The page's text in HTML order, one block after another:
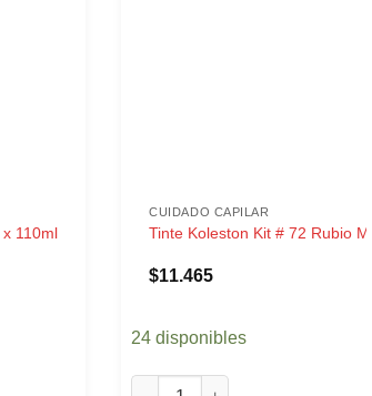
110ml
110ml cantidad
CUIDADO CAPILAR
Tinte Koleston Kit # 72 Rubio
$11.465
24 disponibles
Tinte Koleston Kit # 72 Rubio